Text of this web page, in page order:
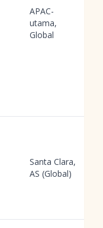
APAC-
utama,
Global
Santa Clara,
AS (Global)